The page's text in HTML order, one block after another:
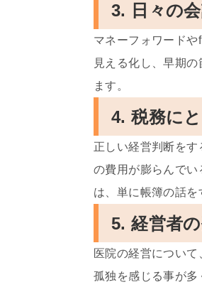
3. 日々の
マネーフォワード
見える化し、早期
ます。
4. 税務に
正しい経営判断を
の費用が膨らんで
は、単に帳簿の話を
5. 経営者
医院の経営につい
孤独を感じる事が